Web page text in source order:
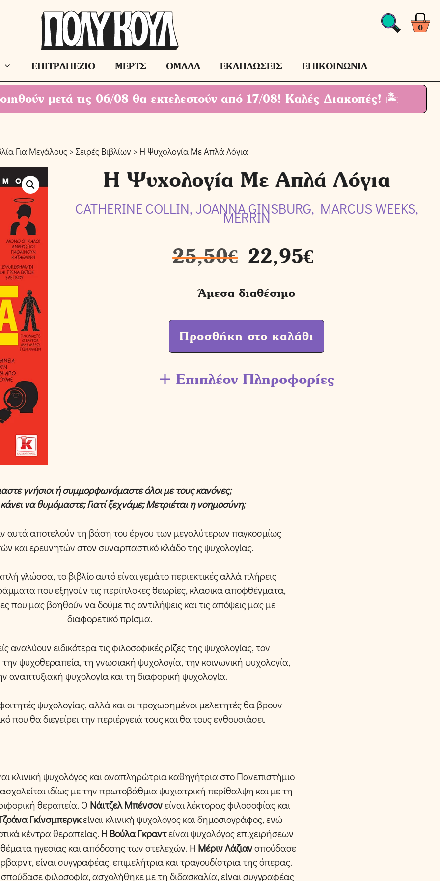
0
ΕΠΙΤΡΑΠΕΖΙΟ ΜΕΡΤΣ ΟΜΑΔΑ ΕΚΔΗΛΩΣΕΙΣ ΕΠΙΚΟΙΝΩΝΙΑ
μετά τις 06/08 θα εκτελεστούν από 17/08! Καλές Διακοπές! 🏝
Για Μεγάλους>Σειρές Βιβλίων > Η Ψυχολογία Με Απλά Λόγια
Η Ψυχολογία Με Απλά Λόγια
CATHERINE COLLIN, JOANNA GINSBURG, MARCUS WEEKS,
MERRIN
25,50€ 22,95€
Άμεσα διαθέσιμο
Προσθήκη στο καλάθι
Επιπλέον Πληροφορίες
γνήσιοι ή συμμορφωνόμαστε όλοι με τους κανόνες;
να θυμόμαστε; Γιατί ξεχνάμε; Μετριέται η νοημοσύνη;
αυτά αποτελούν τη βάση του έργου των μεγαλύτερων παγκοσμίως
και ερευνητών στον συναρπαστικό κλάδο της ψυχολογίας.
γλώσσα, το βιβλίο αυτό είναι γεμάτο περιεκτικές αλλά πλήρεις
που εξηγούν τις περίπλοκες θεωρίες, κλασικά αποφθέγματα,
που μας βοηθούν να δούμε τις αντιλήψεις και τις απόψεις μας με
διαφορετικό πρίσμα.
αναλύουν ειδικότερα τις φιλοσοφικές ρίζες της ψυχολογίας, τον
ψυχοθεραπεία, τη γνωσιακή ψυχολογία, την κοινωνική ψυχολογία,
αναπτυξιακή ψυχολογία και τη διαφορική ψυχολογία.
ψυχολογίας, αλλά και οι προχωρημένοι μελετητές θα βρουν
που θα διεγείρει την περιέργειά τους και θα τους ενθουσιάσει.
κλινική ψυχολόγος και αναπληρώτρια καθηγήτρια στο Πανεπιστήμιο
ιδίως με την πρωτοβάθμια ψυχιατρική περίθαλψη και με τη
θεραπεία. Ο Νάιτζελ Μπένσονείναι λέκτορας φιλοσοφίας και
Γκίνσμπεργκείναι κλινική ψυχολόγος και δημοσιογράφος, ενώ
κέντρα θεραπείας. Η Βούλα Γκραντείναι ψυχολόγος επιχειρήσεων
ηγεσίας και απόδοσης των στελεχών. Η Μέριν Λάζιανσπούδασε
είναι συγγραφέας, επιμελήτρια και τραγουδίστρια της όπερας.
φιλοσοφία, ασχολήθηκε με τη διδασκαλία, είναι συγγραφέας